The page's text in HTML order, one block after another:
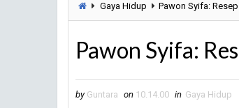
Gaya Hidup Pawon Syifa:
Pawon Syifa:
by Guntara on 10.14.00 in Gaya Hidup